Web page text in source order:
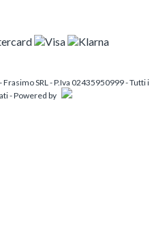
SRL - P.Iva 02435950999 - Tutti i
- Powered by